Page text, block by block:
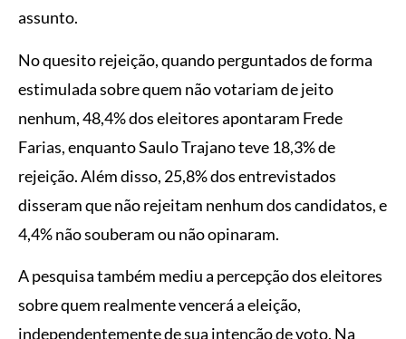
assunto.
No quesito rejeição, quando perguntados de forma
estimulada sobre quem não votariam de jeito
nenhum, 48,4% dos eleitores apontaram Frede
Farias, enquanto Saulo Trajano teve 18,3% de
rejeição. Além disso, 25,8% dos entrevistados
disseram que não rejeitam nenhum dos candidatos, e
4,4% não souberam ou não opinaram.
A pesquisa também mediu a percepção dos eleitores
sobre quem realmente vencerá a eleição,
independentemente de sua intenção de voto. Na